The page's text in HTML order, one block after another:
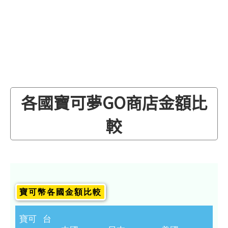
各國寶可夢GO商店金額比
較
寶可幣各國金額比較
寶可 台